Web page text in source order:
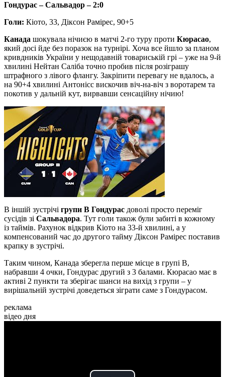
Гондурас – Сальвадор – 2:0
Голи: Кіото, 33, Діксон Рамірес, 90+5
Канада шокувала нічиєю в матчі 2-го туру проти Кюрасао,
який досі йде без поразок на турнірі. Хоча все йшло за планом
кривдників України у нещодавній товариській грі – уже на 9-й
хвилині Нейтан Саліба точно пробив після розіграшу
штрафного з лівого флангу. Закріпити перевагу не вдалось, а
на 90+4 хвилині Антонісс вискочив віч-на-віч з воротарем та
покотив у дальній кут, вирвавши сенсаційну нічию!
В іншій зустрічі групи B Гондурас доволі просто переміг
сусідів зі Сальвадора. Тут голи також були забиті в кожному
із таймів. Рахунок відкрив Кіото на 33-й хвилині, а у
компенсований час до другого тайму Діксон Рамірес поставив
крапку в зустрічі.
Таким чином, Канада зберегла перше місце в групі B,
набравши 4 очки, Гондурас другий з 3 балами. Кюрасао має в
активі 2 пункти та зберігає шанси на вихід з групи – у
вирішальній зустрічі доведеться зіграти саме з Гондурасом.
реклама
відео дня